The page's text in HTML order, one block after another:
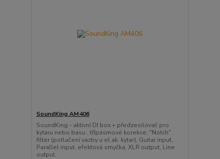
SoundKing AM406
SoundKing - aktivní DI box + předzesilovač pro
kytaru nebo basu , třípásmové korekce, "Notch"
filter (potlačení vazby u el.ak. kytar), Guitar input,
Parallel input, efektová smyčka, XLR output, Line
output.